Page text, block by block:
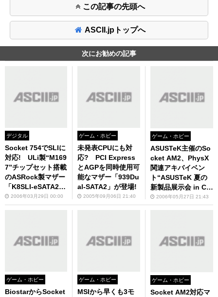
この記事の先頭へ
ASCII.jpトップへ
次にお勧めの記事
デジタル
Socket 754でSLIに
対応! ULi製“M169
7”チップセット搭載
のASRock製マザー
「K8SLI-eSATA2」
が登場!
2006年03月29日 00:00
ゲーム・ホビー
未発表CPUにも対
応? PCI Express
とAGPを同時使用可
能なマザー「939Du
al-SATA2」が登場!
2005年09月06日 21:40
ゲーム・ホビー
ASUSTeK主催のSo
cket AM2、PhysX
関連アキバイベン
ト“ASUSTeK 夏の
新製品展示会 in CA
FFE SOLARE Linu
x(AKIHABARA)”が
機まで勢揃い!!
2006年05月27日 21:43
ゲーム・ホビー
BiostarからSocket
ゲーム・ホビー
MSIから早くも3モ
ゲーム・ホビー
Socket AM2対応マ